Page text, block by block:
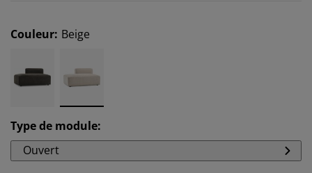
Couleur: Beige
Type de module:
Ouvert